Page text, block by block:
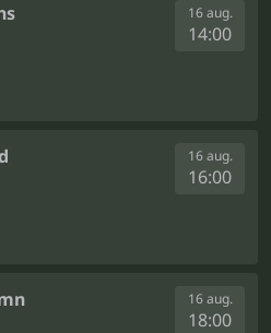
16 aug.
14:00
16 aug.
16:00
16 aug.
18:00